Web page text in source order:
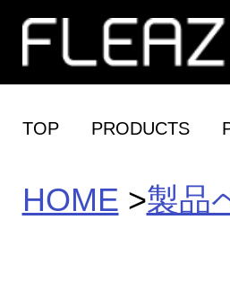
TOP PRODUCTS
HOME >製品